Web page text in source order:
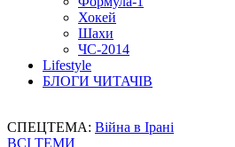
Хокей
Шахи
ЧС-2014
Lifestyle
БЛОГИ ЧИТАЧІВ
СПЕЦТЕМА: Війна в Ірані
ВСІ ТЕМИ